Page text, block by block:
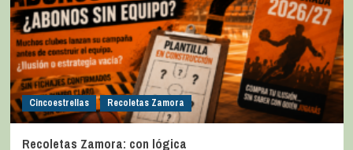
Cincoestrellas Recoletas Zamora
Recoletas Zamora: con lógica